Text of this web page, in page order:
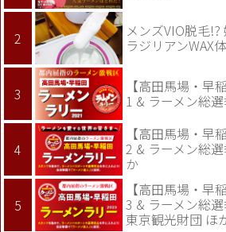
メンズVIO脱毛
ラジリアンWAX
【高田馬場・早
1 & ラーメン総選
【高田馬場・早
2 & ラーメン総
か
【高田馬場・早
3 & ラーメン総選
東京観光財団 ほ